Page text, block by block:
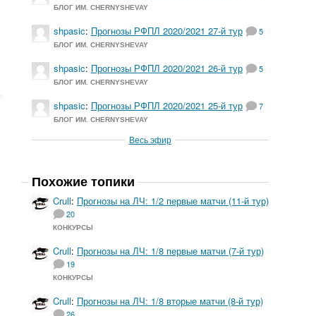
БЛОГ ИМ. CHERNYSHEVAY
shpasic: Прогнозы РФПЛ 2020/2021 27-й тур 5
БЛОГ ИМ. CHERNYSHEVAY
shpasic: Прогнозы РФПЛ 2020/2021 26-й тур 5
БЛОГ ИМ. CHERNYSHEVAY
shpasic: Прогнозы РФПЛ 2020/2021 25-й тур 7
БЛОГ ИМ. CHERNYSHEVAY
Весь эфир
Похожие топики
Crull: Прогнозы на ЛЧ: 1/2 первые матчи (11-й тур)
20
КОНКУРСЫ
Crull: Прогнозы на ЛЧ: 1/8 первые матчи (7-й тур)
19
КОНКУРСЫ
Crull: Прогнозы на ЛЧ: 1/8 вторые матчи (8-й тур)